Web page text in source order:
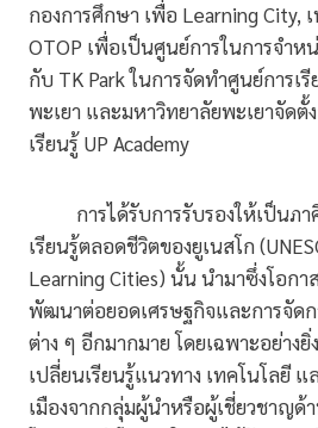
กองการศึกษา เพื่อ Learning City,
OTOP เพื่อเป็นศูนย์การในการจำห
กับ TK Park ในการจัดทำศูนย์การเ
พะเยา และมหาวิทยาลัยพะเยาจัดตั้
เรียนรู้ UP Academy
การได้รับการรับรองให้เป็นภาคี
เรียนรู้ตลอดชีวิตของยูเนสโก
Learning Cities) นั้น นำมาซึ่งโอกา
พัฒนาต่อยอดเศรษฐกิจและการจัดก
ต่าง ๆ อีกมากมาย โดยเฉพาะอย่าง
เปลี่ยนเรียนรู้แนวทาง เทคโนโลยี
เมืองจากกลุ่มผู้นำหรือผู้เชี่ยวชาญด้